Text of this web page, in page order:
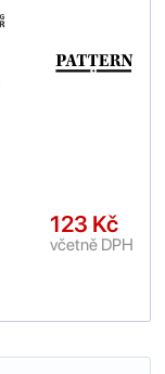
123 Kč
včetně DPH